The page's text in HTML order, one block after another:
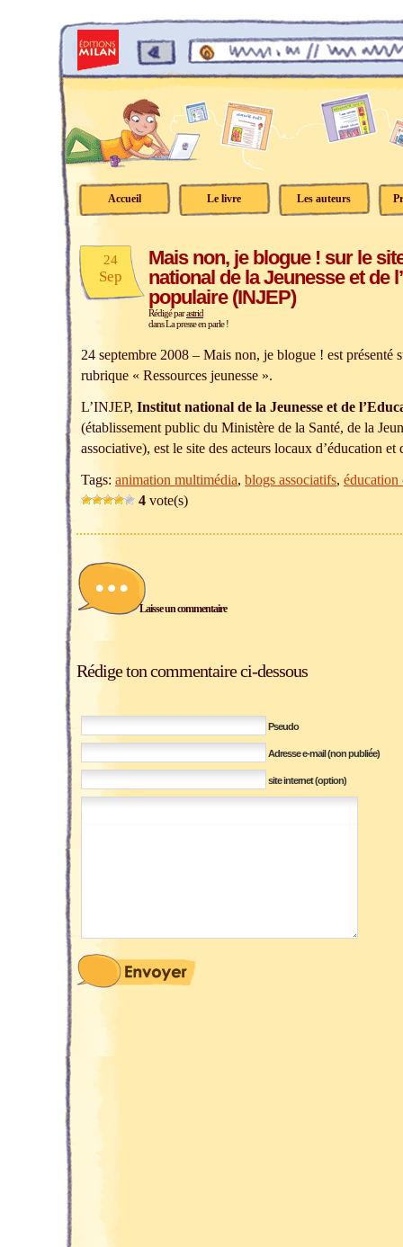
Accueil Le livre Les auteurs
24
Sep
Mais non, je blogue ! sur le
national de la Jeunesse et de
populaire (INJEP)
Rédigé parastrid
dansLa presse en parle !
24 septembre 2008 – Mais non, je blogue ! est présenté
rubrique « Ressources jeunesse ».
L’INJEP, Institut national de la Jeunesse et de
(établissement public du Ministère de la Santé, de la
associative), est le site des acteurs locaux d’éducation et
Tags: animation multimédia, blogs associatifs, éducation
4 vote(s)
Laisse un commentaire
Rédige ton commentaire ci-dessous
Pseudo
Adresse e-mail (non publiée)
site internet (option)